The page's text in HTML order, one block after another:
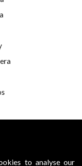
to analyse our
change